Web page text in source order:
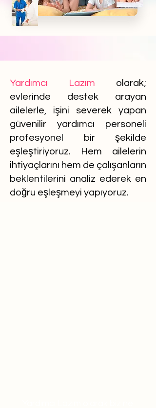
Yardımcı Lazım olarak;
evlerinde destek arayan
ailelerle, işini severek yapan
güvenilir yardımcı personeli
profesyonel bir şekilde
eşleştiriyoruz. Hem ailelerin
ihtiyaçlarını hem de çalışanların
beklentilerini analiz ederek en
doğru eşleşmeyi yapıyoruz.